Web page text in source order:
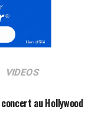
VIDEOS
au Hollywood